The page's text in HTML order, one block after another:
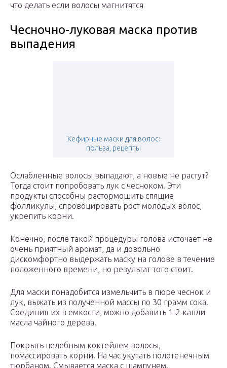
что делать если волосы магнитятся
Чесночно-луковая маска против
выпадения
Кефирные маски для волос:
польза, рецепты
Ослабленные волосы выпадают, а новые не растут?
Тогда стоит попробовать лук с чесноком. Эти
продукты способны растормошить спящие
фолликулы, спровоцировать рост молодых волос,
укрепить корни.
Конечно, после такой процедуры голова источает не
очень приятный аромат, да и довольно
дискомфортно выдержать маску на голове в течение
положенного времени, но результат того стоит.
Для маски понадобится измельчить в пюре чеснок и
лук, выжать из полученной массы по 30 грамм сока.
Соединив их в емкости, можно добавить 1-2 капли
масла чайного дерева.
Покрыть целебным коктейлем волосы,
помассировать корни. На час укутать полотенечным
тюрбаном. Смывается маска с шампунем.